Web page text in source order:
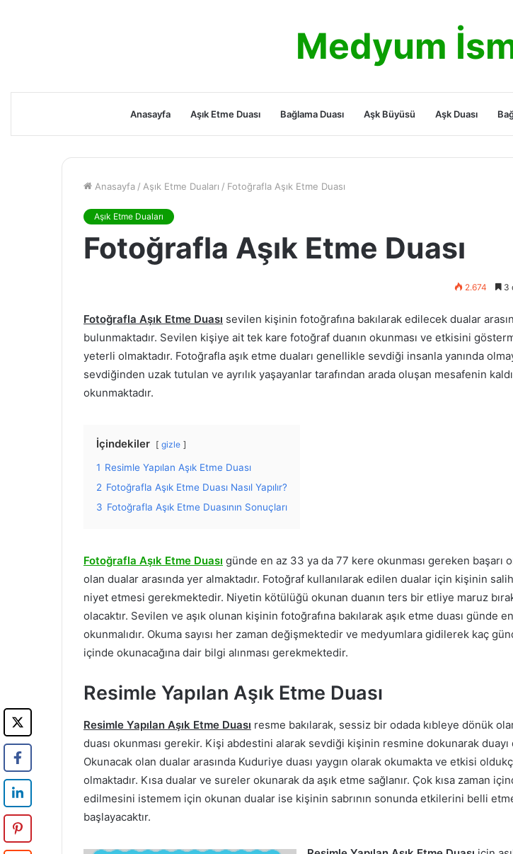
Medyum
Anasayfa Aşık Etme Duası Bağlama Duası Aşk Büyüsü Aşk Duası
Anasayfa / Aşık Etme Duaları / Fotoğrafla Aşık Etme Duası
Aşık Etme Duaları
Fotoğrafla Aşık Etme Duası
2.674 3
Fotoğrafla Aşık Etme Duası sevilen kişinin fotoğrafına bakılarak edilecek dualar
bulunmaktadır. Sevilen kişiye ait tek kare fotoğraf duanın okunması ve etkisini
yeterli olmaktadır. Fotoğrafla aşık etme duaları genellikle sevdiği insanla yanında
sevdiğinden uzak tutulan ve ayrılık yaşayanlar tarafından arada oluşan mesafenin
okunmaktadır.
İçindekiler gizle
1 Resimle Yapılan Aşık Etme Duası
2 Fotoğrafla Aşık Etme Duası Nasıl Yapılır?
3 Fotoğrafla Aşık Etme Duasının Sonuçları
Fotoğrafla Aşık Etme Duası günde en az 33 ya da 77 kere okunması gereken başarı
olan dualar arasında yer almaktadır. Fotoğraf kullanılarak edilen dualar için kişinin
niyet etmesi gerekmektedir. Niyetin kötülüğü okunan duanın ters bir etliye maruz
olacaktır. Sevilen ve aşık olunan kişinin fotoğrafına bakılarak aşık etme duası günde
okunmalıdır. Okuma sayısı her zaman değişmektedir ve medyumlara gidilerek kaç
içinde okunacağına dair bilgi alınması gerekmektedir.
Resimle Yapılan Aşık Etme Duası
Resimle Yapılan Aşık Etme Duası resme bakılarak, sessiz bir odada kıbleye dönük
duası okunması gerekir. Kişi abdestini alarak sevdiği kişinin resmine dokunarak duayı
Okunacak olan dualar arasında Kuduriye duası yaygın olarak okumakta ve etkisi
olmaktadır. Kısa dualar ve sureler okunarak da aşık etme sağlanır. Çok kısa zaman
edilmesini istemem için okunan dualar ise kişinin sabrının sonunda etkilerini belli
başlayacaktır.